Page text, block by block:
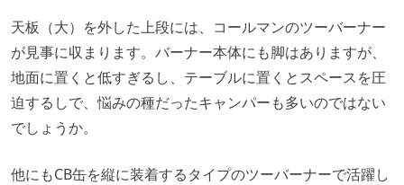
天板（大）を外した上段には、コールマンのツーバーナー
が見事に収まります。バーナー本体にも脚はありますが、
地面に置くと低すぎるし、テーブルに置くとスペースを圧
迫するしで、悩みの種だったキャンパーも多いのではない
でしょうか。
他にもCB缶を縦に装着するタイプのツーバーナーで活躍し